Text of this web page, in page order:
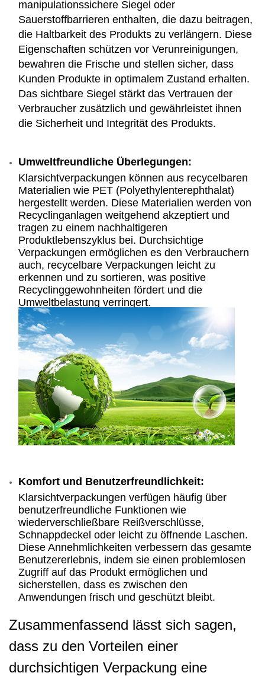
manipulationssichere Siegel oder
Sauerstoffbarrieren enthalten, die dazu beitragen,
die Haltbarkeit des Produkts zu verlängern. Diese
Eigenschaften schützen vor Verunreinigungen,
bewahren die Frische und stellen sicher, dass
Kunden Produkte in optimalem Zustand erhalten.
Das sichtbare Siegel stärkt das Vertrauen der
Verbraucher zusätzlich und gewährleistet ihnen
die Sicherheit und Integrität des Produkts.
Umweltfreundliche Überlegungen:
Klarsichtverpackungen können aus recycelbaren
Materialien wie PET (Polyethylenterephthalat)
hergestellt werden. Diese Materialien werden von
Recyclinganlagen weitgehend akzeptiert und
tragen zu einem nachhaltigeren
Produktlebenszyklus bei. Durchsichtige
Verpackungen ermöglichen es den Verbrauchern
auch, recycelbare Verpackungen leicht zu
erkennen und zu sortieren, was positive
Recyclinggewohnheiten fördert und die
Umweltbelastung verringert.
Komfort und Benutzerfreundlichkeit:
Klarsichtverpackungen verfügen häufig über
benutzerfreundliche Funktionen wie
wiederverschließbare Reißverschlüsse,
Schnappdeckel oder leicht zu öffnende Laschen.
Diese Annehmlichkeiten verbessern das gesamte
Benutzererlebnis, indem sie einen problemlosen
Zugriff auf das Produkt ermöglichen und
sicherstellen, dass es zwischen den
Anwendungen frisch und geschützt bleibt.
Zusammenfassend lässt sich sagen,
dass zu den Vorteilen einer
durchsichtigen Verpackung eine